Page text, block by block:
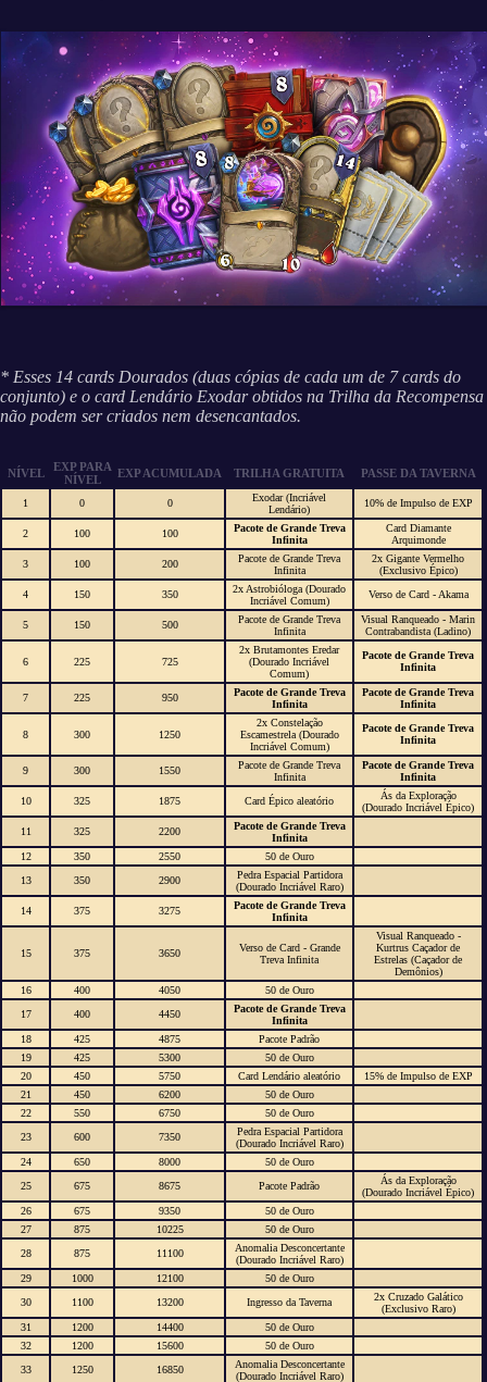
* Esses 14 cards Dourados (duas cópias de cada um de 7 cards do
conjunto) e o card Lendário Exodar obtidos na Trilha da Recompensa
não podem ser criados nem desencantados.
NÍVEL
EXP PARA
NÍVEL
EXP ACUMULADA TRILHA GRATUITA PASSE DA TAVERNA
1 0 0
Exodar (Incriável
Lendário)
10% de Impulso de EXP
2 100 100
Pacote de Grande Treva
Infinita
Card Diamante
Arquimonde
3
100 200
Pacote de Grande Treva
Infinita
2x Gigante Vermelho
(Exclusivo Épico)
4
150 350
2x Astrobióloga (Dourado
Incriável Comum)
Verso de Card - Akama
5 150 500
Pacote de Grande Treva
Infinita
Visual Ranqueado - Marin
Contrabandista (Ladino)
6 225 725
2x Brutamontes Eredar
(Dourado Incriável
Comum)
Pacote de Grande Treva
Infinita
7 225 950
Pacote de Grande Treva
Infinita
Pacote de Grande Treva
Infinita
8 300 1250
2x Constelação
Escamestrela (Dourado
Incriável Comum)
Pacote de Grande Treva
Infinita
9 300 1550
Pacote de Grande Treva
Infinita
Pacote de Grande Treva
Infinita
10
325 1875 Card Épico aleatório
Ás da Exploração
(Dourado Incriável Épico)
11
325 2200
Pacote de Grande Treva
Infinita
12
350 2550
50 de Ouro
13
350 2900
Pedra Espacial Partidora
(Dourado Incriável Raro)
14
375 3275
Pacote de Grande Treva
Infinita
15 375 3650
Verso de Card - Grande
Treva Infinita
Visual Ranqueado -
Kurtrus Caçador de
Estrelas (Caçador de
Demônios)
16
400 4050
50 de Ouro
17
400 4450
Pacote de Grande Treva
Infinita
18
425 4875
Pacote Padrão
19
425 5300
50 de Ouro
20
450 5750 Card Lendário aleatório
15% de Impulso de EXP
21
450 6200
50 de Ouro
22
550 6750
50 de Ouro
23
600 7350
Pedra Espacial Partidora
(Dourado Incriável Raro)
24
650 8000
50 de Ouro
25
675 8675 Pacote Padrão
Ás da Exploração
(Dourado Incriável Épico)
26
675 9350
50 de Ouro
27
875 10225
50 de Ouro
28
875 11100
Anomalia Desconcertante
(Dourado Incriável Raro)
29
1000 12100
50 de Ouro
30
1100 13200 Ingresso da Taverna
2x Cruzado Galático
(Exclusivo Raro)
31
1200 14400
50 de Ouro
32
1200 15600
50 de Ouro
33
1250 16850
Anomalia Desconcertante
(Dourado Incriável Raro)